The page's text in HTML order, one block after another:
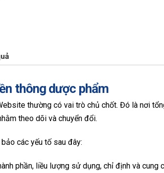
thông dược phẩm
thường có vai trò chủ chốt. Đó là nơi
theo dõi và chuyển đổi.
các yếu tố sau đây:
phần, liều lượng sử dụng, chỉ định và cung